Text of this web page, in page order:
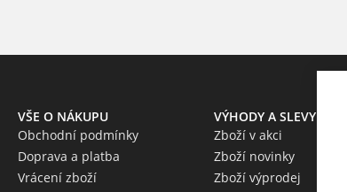
VŠE O NÁKUPU
Obchodní podmínky
Doprava a platba
Vrácení zboží
VÝHODY A SLEVY
Zboží v akci
Zboží novinky
Zboží výprodej